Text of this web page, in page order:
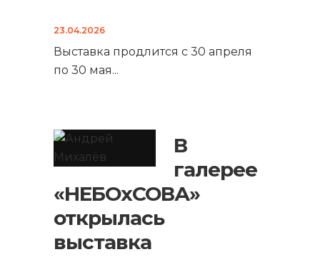
23.04.2026
Выставка продлится с 30 апреля
по 30 мая...
В
галерее
«НЕБОхСОВА»
открылась
выставка